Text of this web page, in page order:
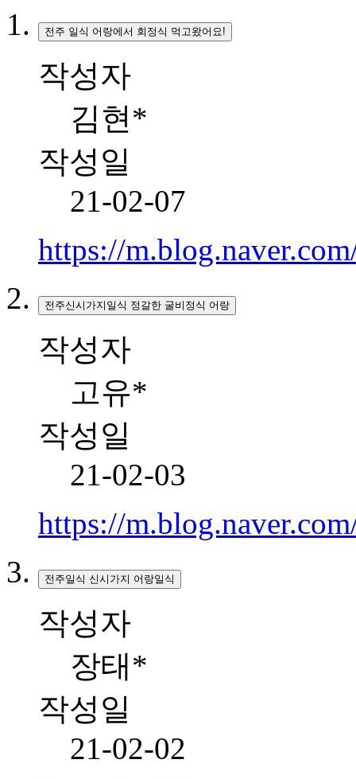
전주 일식 어랑에서 회정식 먹고왔어요!
작성자
김현*
작성일
21-02-07
https://
전주신시가지일식 정갈한 굴비정식 어랑
작성자
고유*
작성일
21-02-03
https://
전주일식 신시가지 어랑일식
작성자
장태*
작성일
21-02-02